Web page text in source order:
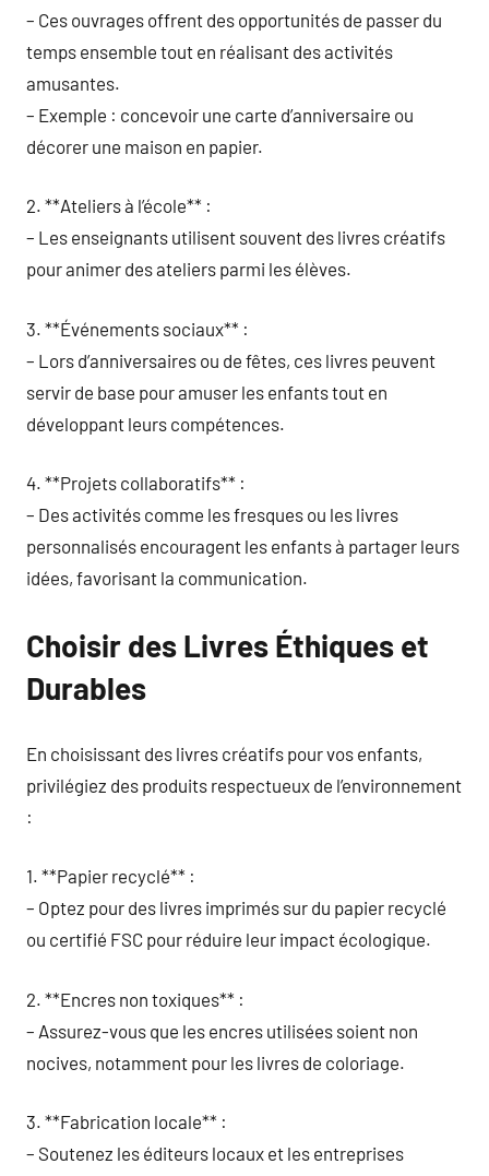
– Ces ouvrages offrent des opportunités de passer du
temps ensemble tout en réalisant des activités
amusantes.
– Exemple : concevoir une carte d’anniversaire ou
décorer une maison en papier.
2. **Ateliers à l’école** :
– Les enseignants utilisent souvent des livres créatifs
pour animer des ateliers parmi les élèves.
3. **Événements sociaux** :
– Lors d’anniversaires ou de fêtes, ces livres peuvent
servir de base pour amuser les enfants tout en
développant leurs compétences.
4. **Projets collaboratifs** :
– Des activités comme les fresques ou les livres
personnalisés encouragent les enfants à partager leurs
idées, favorisant la communication.
Choisir des Livres Éthiques et
Durables
En choisissant des livres créatifs pour vos enfants,
privilégiez des produits respectueux de l’environnement
:
1. **Papier recyclé** :
– Optez pour des livres imprimés sur du papier recyclé
ou certifié FSC pour réduire leur impact écologique.
2. **Encres non toxiques** :
– Assurez-vous que les encres utilisées soient non
nocives, notamment pour les livres de coloriage.
3. **Fabrication locale** :
– Soutenez les éditeurs locaux et les entreprises